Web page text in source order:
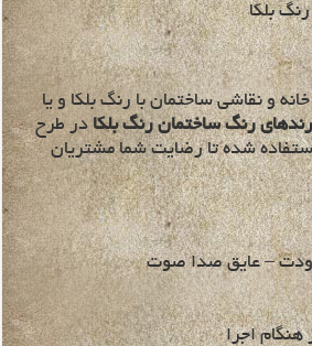
بلکا
و نقاشی ساختمان با رنگ بلکا و یا
رنگ ساختمان رنگ بلکادر طرح
شده تا رضایت شما مشتریان
– عایق صدا صوت
هنگام اجرا